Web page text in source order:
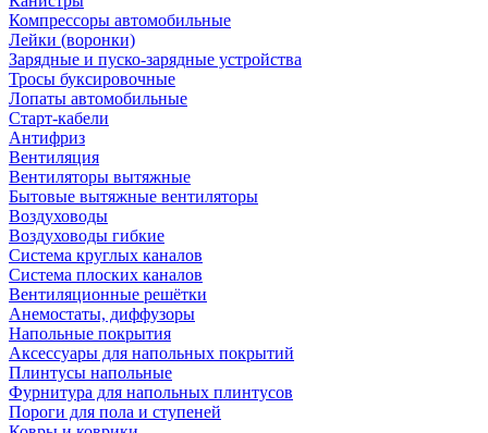
Компрессоры автомобильные
Лейки (воронки)
Зарядные и пуско-зарядные устройства
Тросы буксировочные
Лопаты автомобильные
Старт-кабели
Антифриз
Вентиляция
Вентиляторы вытяжные
Бытовые вытяжные вентиляторы
Воздуховоды
Воздуховоды гибкие
Система круглых каналов
Система плоских каналов
Вентиляционные решётки
Анемостаты, диффузоры
Напольные покрытия
Аксессуары для напольных покрытий
Плинтусы напольные
Фурнитура для напольных плинтусов
Пороги для пола и ступеней